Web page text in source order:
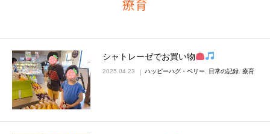
療育
シャトレーゼでお買い物
2025.04.23 ハッピーハグ・ベリー 日常の記録 療育